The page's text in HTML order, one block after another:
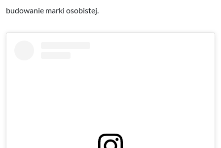
budowanie marki osobistej.